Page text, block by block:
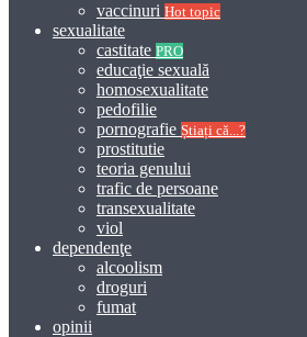
vaccinuri Hot topic
sexualitate
castitate PRO
educaţie sexuală
homosexualitate
pedofilie
pornografie Știați că...?
prostitutie
teoria genului
trafic de persoane
transexualitate
viol
dependenţe
alcoolism
droguri
fumat
opinii